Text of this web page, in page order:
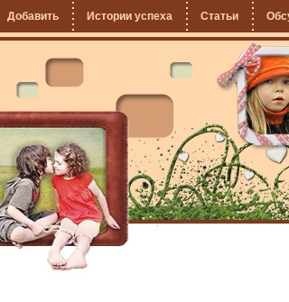
Добавить Истории успеха Статьи